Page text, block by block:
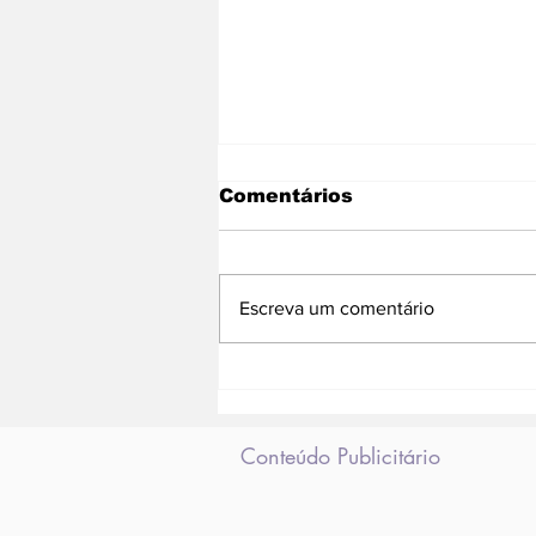
Comentários
Escreva um comentário
Conteúdo Publicitário